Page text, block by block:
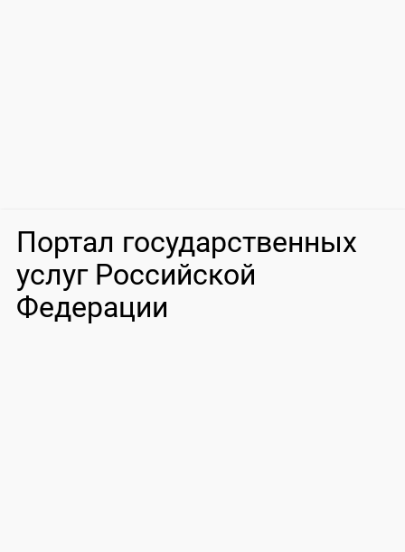
Портал государственных
услуг Российской
Федерации